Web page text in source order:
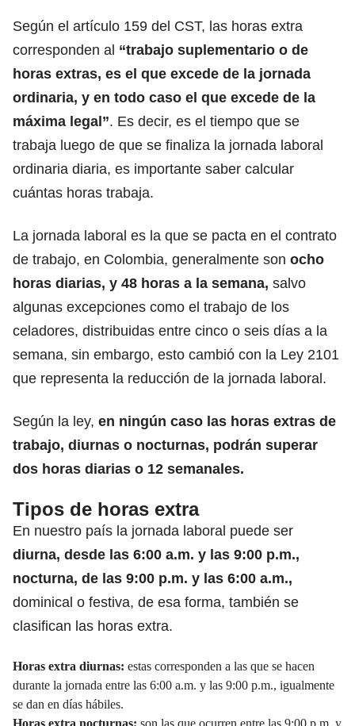
Según el artículo 159 del CST, las horas extra
corresponden al “trabajo suplementario o de
horas extras, es el que excede de la jornada
ordinaria, y en todo caso el que excede de la
máxima legal”. Es decir, es el tiempo que se
trabaja luego de que se finaliza la jornada laboral
ordinaria diaria, es importante saber calcular
cuántas horas trabaja.
La jornada laboral es la que se pacta en el contrato
de trabajo, en Colombia, generalmente son ocho
horas diarias, y 48 horas a la semana, salvo
algunas excepciones como el trabajo de los
celadores, distribuidas entre cinco o seis días a la
semana, sin embargo, esto cambió con la Ley 2101
que representa la reducción de la jornada laboral.
Según la ley, en ningún caso las horas extras de
trabajo, diurnas o nocturnas, podrán superar
dos horas diarias o 12 semanales.
Tipos de horas extra
En nuestro país la jornada laboral puede ser
diurna, desde las 6:00 a.m. y las 9:00 p.m.,
nocturna, de las 9:00 p.m. y las 6:00 a.m.,
dominical o festiva, de esa forma, también se
clasifican las horas extra.
Horas extra diurnas: estas corresponden a las que se hacen
durante la jornada entre las 6:00 a.m. y las 9:00 p.m., igualmente
se dan en días hábiles.
Horas extra nocturnas: son las que ocurren entre las 9:00 p.m. y